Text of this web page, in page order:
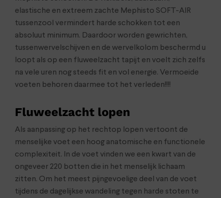
elastische en extreem zachte Mephisto SOFT-AIR
tussenzool vermindert harde schokken tot een
absoluut minimum. Daardoor worden gewrichten,
tussenwervelschijven en de wervelkolom beschermd u
loopt als op een fluweelzacht tapijt en voelt zich zelfs
na vele uren nog steeds fit en vol energie. Vermoeide
voeten behoren daarmee tot het verleden!!!!
Fluweelzacht lopen
Als aanpassing op het rechtop lopen vertoont de
menselijke voet een hoog anatomische en functionele
complexiteit. In de voet vinden we een kwart van de
ongeveer 220 botten die in het menselijk lichaam
zitten. Om het meest pijngevoelige deel van de voet
tijdens de dagelijkse wandeling tegen harde stoten te